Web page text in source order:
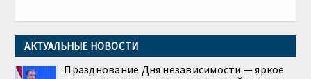
АКТУАЛЬНЫЕ НОВОСТИ
Празднование Дня независимости — яркое